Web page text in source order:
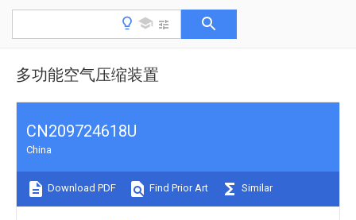
多功能空气压缩装置
CN209724618U
China
Download PDF Find Prior Art Similar